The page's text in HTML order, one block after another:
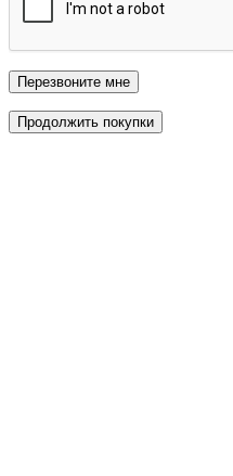
Перезвоните мне
Продолжить покупки